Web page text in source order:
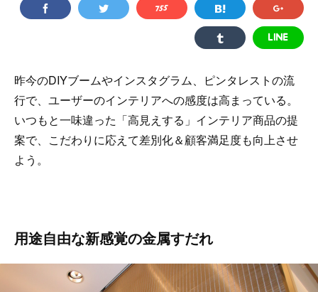
昨今のDIYブームやインスタグラム、ピンタレストの流
行で、ユーザーのインテリアへの感度は高まっている。
いつもと一味違った「高見えする」インテリア商品の提
案で、こだわりに応えて差別化＆顧客満足度も向上させ
よう。
用途自由な新感覚の金属すだれ